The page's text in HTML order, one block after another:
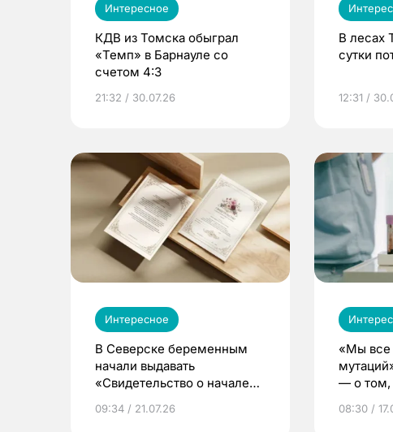
Интересное
КДВ из Томска обыграл
«Темп» в Барнауле со
счетом 4:3
21:32 / 30.07.26
В лесах
сутки
12:31 /
Интересное
В Северске беременным
начали выдавать
«Свидетельство о начале
09:34 / 21.07.26
«Мы все
— о том,
08:30 /